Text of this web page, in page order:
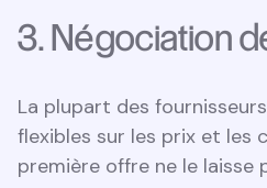
3. Négociation
La plupart des
flexibles sur les prix et les
première offre ne le laisse